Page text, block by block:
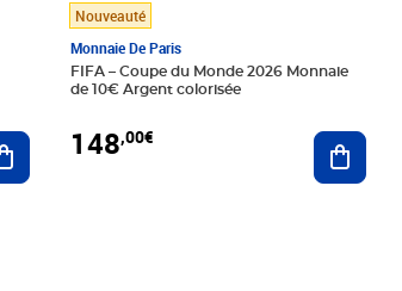
Ajouter au panier
Nouveauté
Monnaie De Paris
FIFA – Coupe du Monde 2026 Monnaie
de 10€ Argent colorisée
148,00€